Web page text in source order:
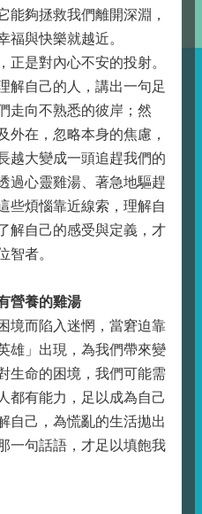
能夠拯救我們離開深淵，
福與快樂就越近。
是對內心不安的投射。
解自己的人，講出一句足
走向不熟悉的彼岸；然
外在，忽略本身的焦慮，
越大變成一頭追趕我們的
過心靈雞湯、著急地驅趕
些煩惱靠近線索，理解自
解自己的感受與定義，才
智者。
營養的雞湯
而陷入迷惘，當窘迫靠
雄」出現，為我們帶來變
生命的困境，我們可能需
都有能力，足以成為自己
自己，為慌亂的生活拋出
一句話語，才足以填飽我